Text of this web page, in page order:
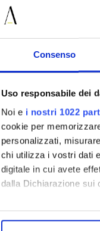
Consenso
Uso responsabile dei
Noi e i nostri 1022
cookie per
personalizzati,
chi utilizza i vostri dati
digitale in cui avete
dalla Dichiarazione sui
Con il tuo consenso,